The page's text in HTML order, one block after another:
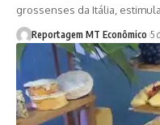
grossenses da Itália,
Reportagem MT Econômico 5